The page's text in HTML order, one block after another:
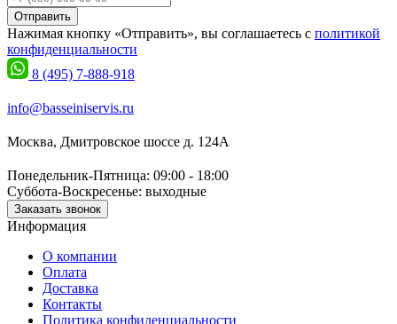
Отправить
Нажимая кнопку «Отправить», вы соглашаетесь с политикой
конфиденциальности
8 (495) 7-888-918
info@basseiniservis.ru
Москва, Дмитровское шоссе д. 124А
Понедельник-Пятница: 09:00 - 18:00
Суббота-Воскресенье: выходные
Заказать звонок
Информация
О компании
Оплата
Доставка
Контакты
Политика конфиденциальности